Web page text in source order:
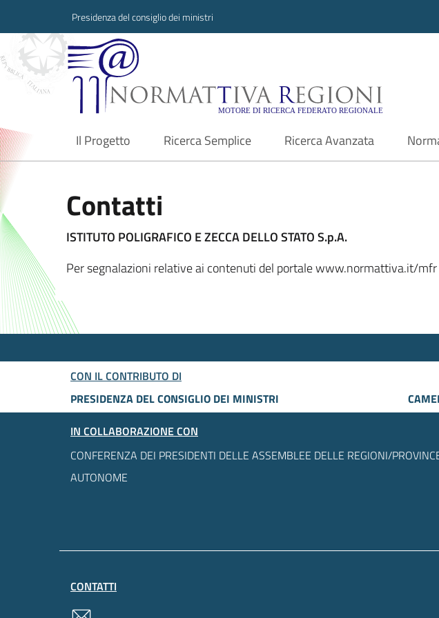
Presidenza del consiglio dei ministri
Normattiva Regioni -
Il Progetto
current Ricerca Semplice Ricerca Avanzata
Contatti
ISTITUTO POLIGRAFICO E ZECCA DELLO STATO S.p.A.
Per segnalazioni relative ai contenuti del portale www.normattiva.it/
CON IL CONTRIBUTO DI
PRESIDENZA DEL CONSIGLIO DEI MINISTRI
IN COLLABORAZIONE CON
CONFERENZA DEI PRESIDENTI DELLE ASSEMBLEE DELLE REGIONI/
AUTONOME
CONTATTI